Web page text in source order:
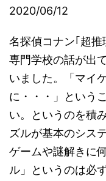
2020/06/12
名探偵コナン｢超推
専門学校の話が出
いました。「マイ
に・・・」という
い。というのを積
ズルが基本のシス
ゲームや謎解きに
ル」というのは必